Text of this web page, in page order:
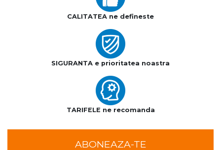
CALITATEA ne defineste
SIGURANTA e prioritatea noastra
TARIFELE ne recomanda
ABONEAZA-TE